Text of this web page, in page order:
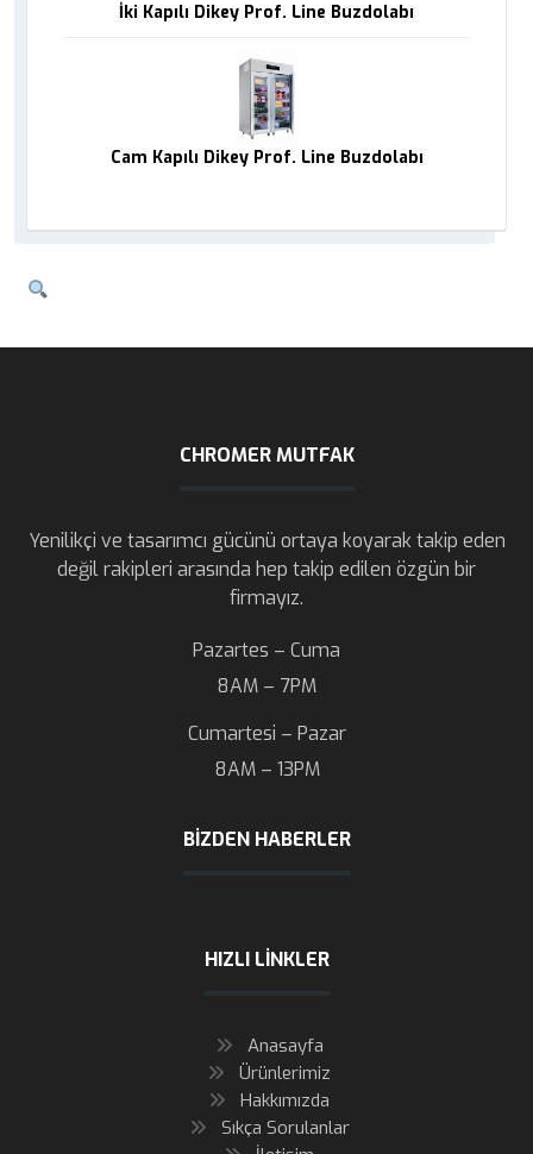
İki Kapılı Dikey Prof. Line Buzdolabı
Cam Kapılı Dikey Prof. Line Buzdolabı
CHROMER MUTFAK
Yenilikçi ve tasarımcı gücünü ortaya koyarak takip eden
değil rakipleri arasında hep takip edilen özgün bir
firmayız.
Pazartes – Cuma
8AM – 7PM
Cumartesi – Pazar
8AM – 13PM
BIZDEN HABERLER
HIZLI LINKLER
Anasayfa
Ürünlerimiz
Hakkımızda
Sıkça Sorulanlar